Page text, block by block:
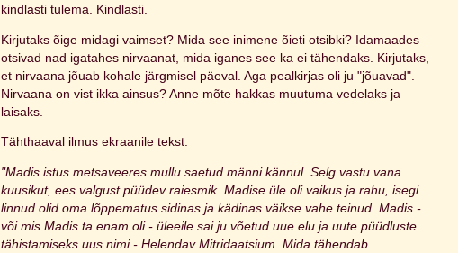
kindlasti tulema. Kindlasti.
Kirjutaks õige midagi vaimset? Mida see inimene õieti otsibki? Idamaades
otsivad nad igatahes nirvaanat, mida iganes see ka ei tähendaks. Kirjutaks,
et nirvaana jõuab kohale järgmisel päeval. Aga pealkirjas oli ju "jõuavad".
Nirvaana on vist ikka ainsus? Anne mõte hakkas muutuma vedelaks ja
laisaks.
Tähthaaval ilmus ekraanile tekst.
"Madis istus metsaveeres mullu saetud männi kännul. Selg vastu vana
kuusikut, ees valgust püüdev raiesmik. Madise üle oli vaikus ja rahu, isegi
linnud olid oma lõppematus sidinas ja kädinas väikse vahe teinud. Madis -
või mis Madis ta enam oli - üleeile sai ju võetud uue elu ja uute püüdluste
tähistamiseks uus nimi - Helendav Mitridaatsium. Mida tähendab